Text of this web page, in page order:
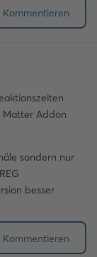
Kommentieren
Matter Addon
sondern nur
besser
Kommentieren